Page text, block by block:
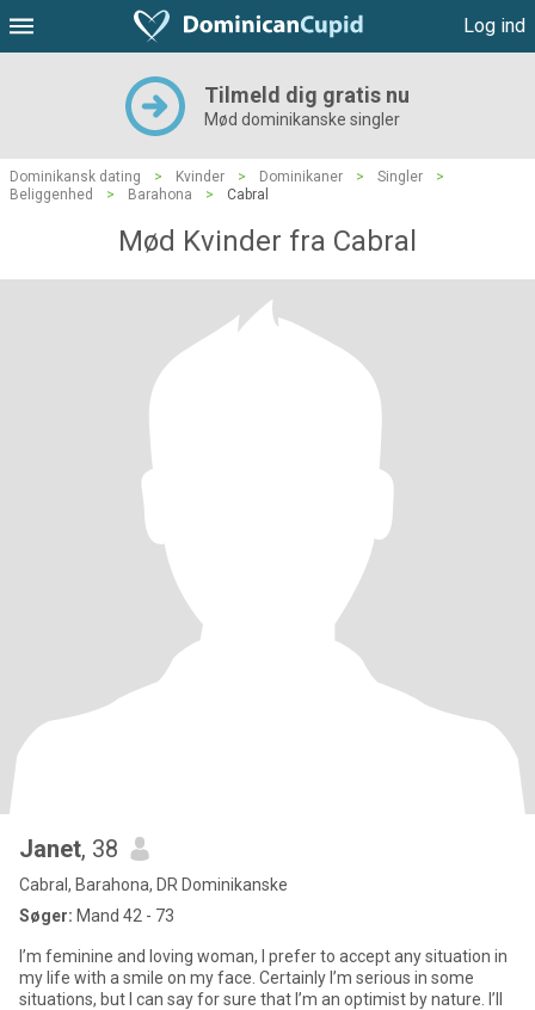
Log ind
Tilmeld dig gratis nu
Mød dominikanske singler
Dominikansk dating > Kvinder > Dominikaner > Singler
>
Beliggenhed
> Barahona > Cabral
Mød Kvinder fra Cabral
Janet, 38
Cabral, Barahona, DR Dominikanske
Søger: Mand 42 - 73
I’m feminine and loving woman, I prefer to accept any situation in
my life with a smile on my face. Certainly I’m serious in some
situations, but I can say for sure that I’m an optimist by nature. I’ll